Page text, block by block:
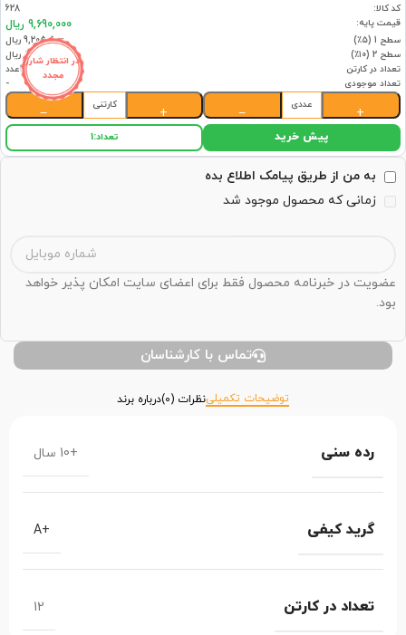
در انتظار شارژ
مجدد
کد کالا:
628
قیمت پایه:
9,690,000 ریال
سطح 1 (۵٪)
9,205,500 ریال
سطح 2 (۱۰٪)
8,721,000 ریال
تعداد در کارتن
12عدد
تعداد موجودی
-
+
عددی
−
+
کارتنی
−
پیش خرید تعداد:1
به من از طریق پیامک اطلاع بده
زمانی که محصول موجود شد
عضویت در خبرنامه محصول فقط برای اعضای سایت امکان پذیر خواهد
بود.
تماس با کارشناسان
توضیحات تکمیلینظرات (0) درباره برند
رده سنی +10 سال
گرید کیفی +A
تعداد در کارتن 12